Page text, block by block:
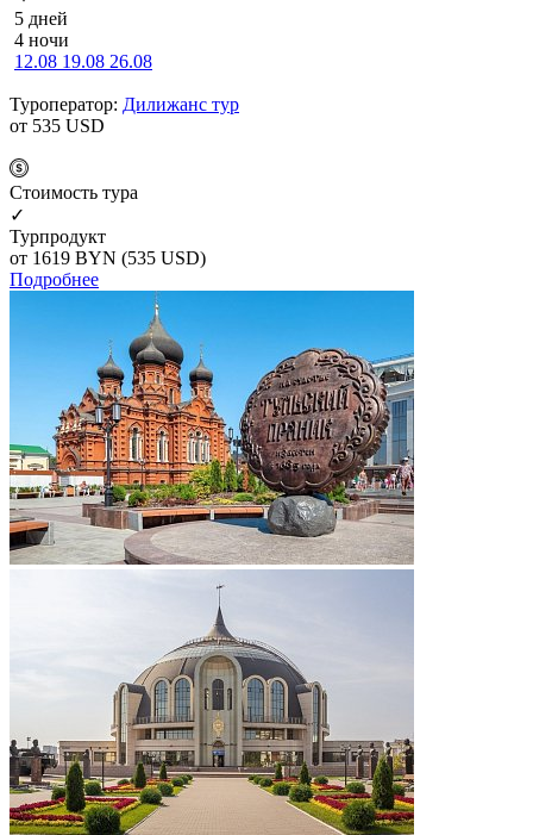
5 дней
4 ночи
12.08 19.08 26.08
Туроператор: Дилижанс тур
от 535 USD
Cтоимость тура
✓
Турпродукт
от 1619 BYN (535 USD)
Подробнее